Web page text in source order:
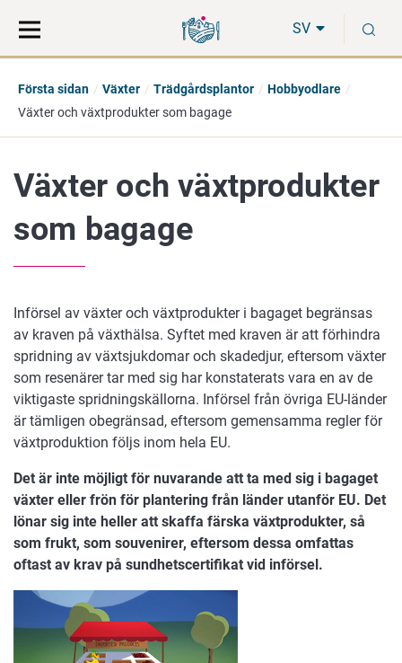
direkt
till
på
hela
SV
Första sidan Växter Trädgårdsplantor
Hobbyodlare
Växter och växtprodukter som bagage
Växter och växtprodukter
som bagage
Införsel av växter och växtprodukter i bagaget begränsas
av kraven på växthälsa. Syftet med kraven är att förhindra
spridning av växtsjukdomar och skadedjur, eftersom växter
som resenärer tar med sig har konstaterats vara en av de
viktigaste spridningskällorna. Införsel från övriga EU-länder
är tämligen obegränsad, eftersom gemensamma regler för
växtproduktion följs inom hela EU.
Det är inte möjligt för nuvarande att ta med sig i bagaget
växter eller frön för plantering från länder utanför EU. Det
lönar sig inte heller att skaffa färska växtprodukter, så
som frukt, som souvenirer, eftersom dessa omfattas
oftast av krav på sundhetscertifikat vid införsel.